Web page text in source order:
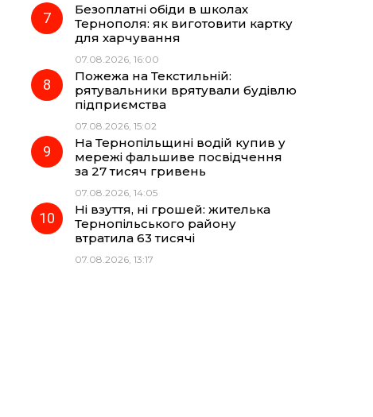
Безоплатні обіди в школах
Тернополя: як виготовити картку
для харчування
07.08.2026, 16:00
Пожежа на Текстильній:
рятувальники врятували будівлю
підприємства
07.08.2026, 15:02
На Тернопільщині водій купив у
мережі фальшиве посвідчення
за 27 тисяч гривень
07.08.2026, 14:05
Ні взуття, ні грошей: жителька
Тернопільського району
втратила 63 тисячі
07.08.2026, 13:17